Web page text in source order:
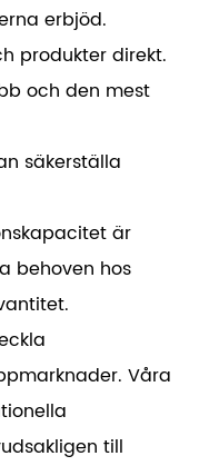
erbjöd.
produkter direkt.
och den mest
säkerställa
är
behoven hos
Våra
till